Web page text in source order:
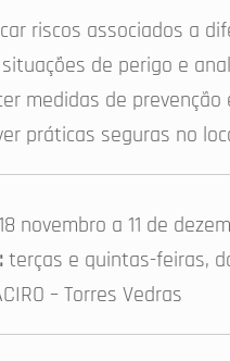
riscos associados a
de perigo e
medidas de prevenção
práticas seguras no
novembro a 11 de
terças e quintas-feiras,
– Torres Vedras